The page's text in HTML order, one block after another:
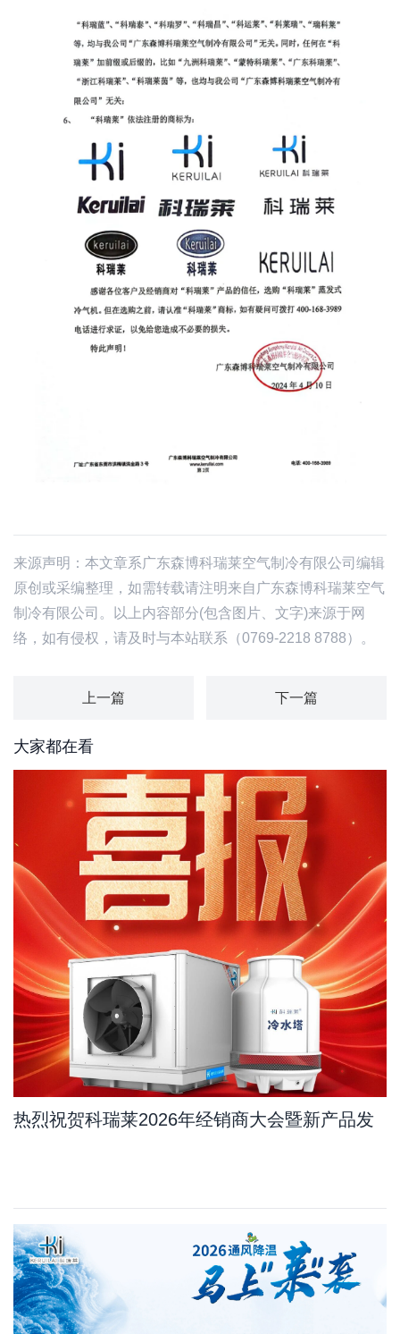
来源声明：本文章系广东森博科瑞莱空气制冷有限公司编辑
原创或采编整理，如需转载请注明来自广东森博科瑞莱空气
制冷有限公司。以上内容部分(包含图片、文字)来源于网
络，如有侵权，请及时与本站联系（0769-2218 8788）。
上一篇 下一篇
大家都在看
热烈祝贺科瑞莱2026年经销商大会暨新产品发